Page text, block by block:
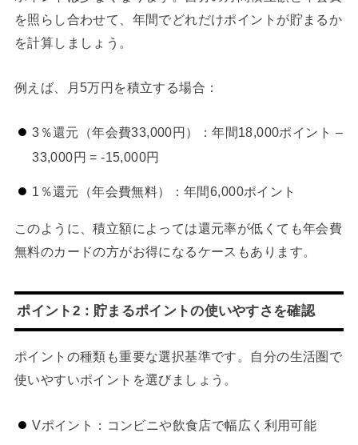
を照らし合わせて、年間でどれだけポイントが貯まるか
を計算しましょう。
例えば、月5万円を積立する場合：
3％還元（年会費33,000円）：年間18,000ポイント –
33,000円 = -15,000円
1％還元（年会費無料）：年間6,000ポイント
このように、積立額によっては還元率が低くても年会費
無料のカードの方がお得になるケースもあります。
ポイント2：貯まるポイントの使いやすさを確認
ポイントの種類も重要な選択基準です。自分の生活圏で
使いやすいポイントを選びましょう。
Vポイント：コンビニや飲食店で幅広く利用可能